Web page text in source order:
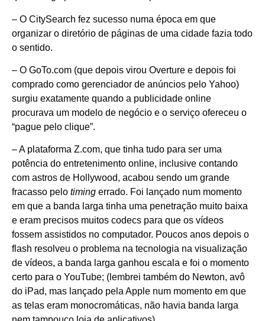
– O CitySearch fez sucesso numa época em que
organizar o diretório de páginas de uma cidade fazia todo
o sentido.
– O GoTo.com (que depois virou Overture e depois foi
comprado como gerenciador de anúncios pelo Yahoo)
surgiu exatamente quando a publicidade online
procurava um modelo de negócio e o serviço ofereceu o
“pague pelo clique”.
– A plataforma Z.com, que tinha tudo para ser uma
potência do entretenimento online, inclusive contando
com astros de Hollywood, acabou sendo um grande
fracasso pelo timing errado. Foi lançado num momento
em que a banda larga tinha uma penetração muito baixa
e eram precisos muitos codecs para que os vídeos
fossem assistidos no computador. Poucos anos depois o
flash resolveu o problema na tecnologia na visualização
de vídeos, a banda larga ganhou escala e foi o momento
certo para o YouTube; (lembrei também do Newton, avô
do iPad, mas lançado pela Apple num momento em que
as telas eram monocromáticas, não havia banda larga